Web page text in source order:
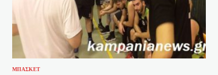
ΜΠΑΣΚΕΤ